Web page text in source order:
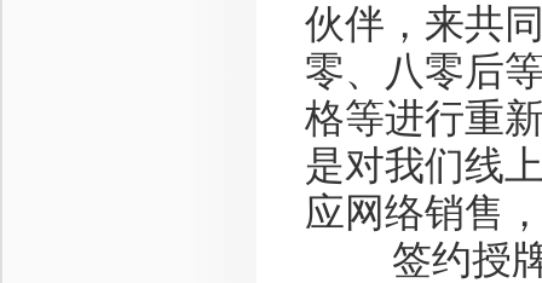
伙伴，来共
零、八零后
格等进行重
是对我们线
应网络销售
签约授牌